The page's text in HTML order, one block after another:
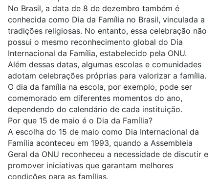
No Brasil, a data de 8 de dezembro também é
conhecida como Dia da Família no Brasil, vinculada a
tradições religiosas. No entanto, essa celebração não
possui o mesmo reconhecimento global do Dia
Internacional da Família, estabelecido pela ONU.
Além dessas datas, algumas escolas e comunidades
adotam celebrações próprias para valorizar a família.
O dia da família na escola, por exemplo, pode ser
comemorado em diferentes momentos do ano,
dependendo do calendário de cada instituição.
Por que 15 de maio é o Dia da Família?
A escolha do 15 de maio como Dia Internacional da
Família aconteceu em 1993, quando a Assembleia
Geral da ONU reconheceu a necessidade de discutir e
promover iniciativas que garantam melhores
condições para as famílias.